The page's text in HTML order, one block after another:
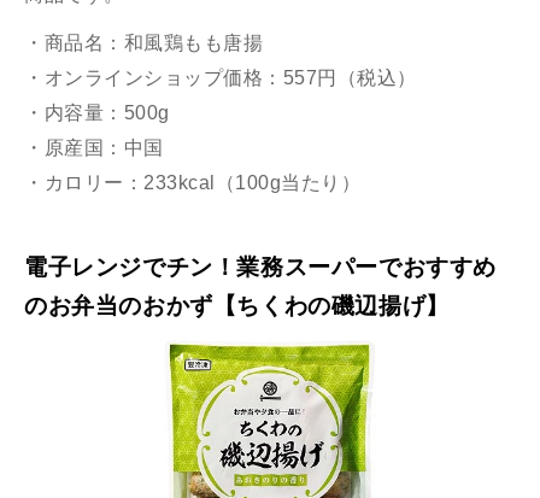
・商品名：和風鶏もも唐揚
・オンラインショップ価格：557円（税込）
・内容量：500g
・原産国：中国
・カロリー：233kcal（100g当たり）
電子レンジでチン！業務スーパーでおすすめ
のお弁当のおかず【ちくわの磯辺揚げ】